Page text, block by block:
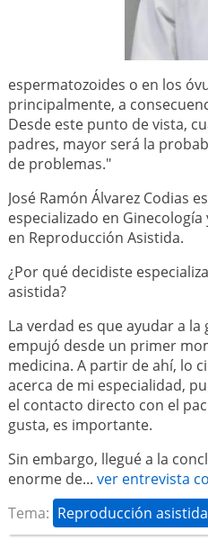
espermatozoides o en los
principalmente, a
Desde este punto de vista,
padres, mayor será la
de problemas."
José Ramón Álvarez Codias
especializado en
en Reproducción Asistida.
¿Por qué decidiste
asistida?
La verdad es que ayudar a
empujó desde un primer
medicina. A partir de ahí, lo
acerca de mi especialidad,
el contacto directo con el
gusta, es importante.
Sin embargo, llegué a la
enorme de... ver entrevista
Tema: Reproducción asistida